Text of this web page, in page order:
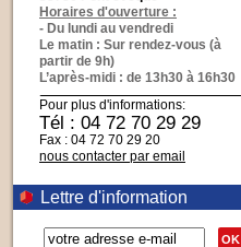
Horaires d'ouverture :
- Du lundi au vendredi
Le matin : Sur rendez-vous (à
partir de 9h)
L’après-midi : de 13h30 à 16h30
Pour plus d'informations:
Tél : 04 72 70 29 29
Fax : 04 72 70 29 20
nous contacter par email
Lettre d'information
OK